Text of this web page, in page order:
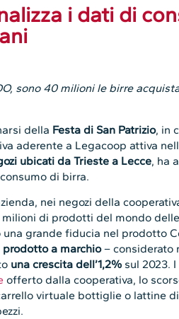
i dati di
sono 40 milioni le birre
della Festa di San Patrizio, in
aderente a Legacoop attiva
ubicati da Trieste a Lecce, ha
di birra.
nei negozi della
milioni di prodotti del mondo
grande fiducia nel prodotto
prodotto a marchio– considerato
una crescita dell’1,2% sul 2023.
offerto dalla cooperativa, lo
virtuale bottiglie o lattine